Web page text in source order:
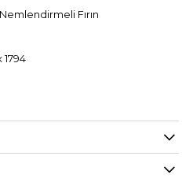
Fırın
1794